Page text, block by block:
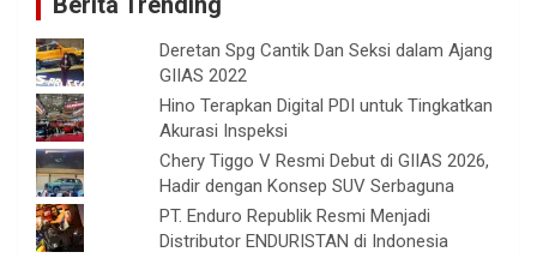
Deretan Spg Cantik Dan Seksi dalam Ajang
GIIAS 2022
Hino Terapkan Digital PDI untuk Tingkatkan
Akurasi Inspeksi
Chery Tiggo V Resmi Debut di GIIAS 2026,
Hadir dengan Konsep SUV Serbaguna
PT. Enduro Republik Resmi Menjadi
Distributor ENDURISTAN di Indonesia